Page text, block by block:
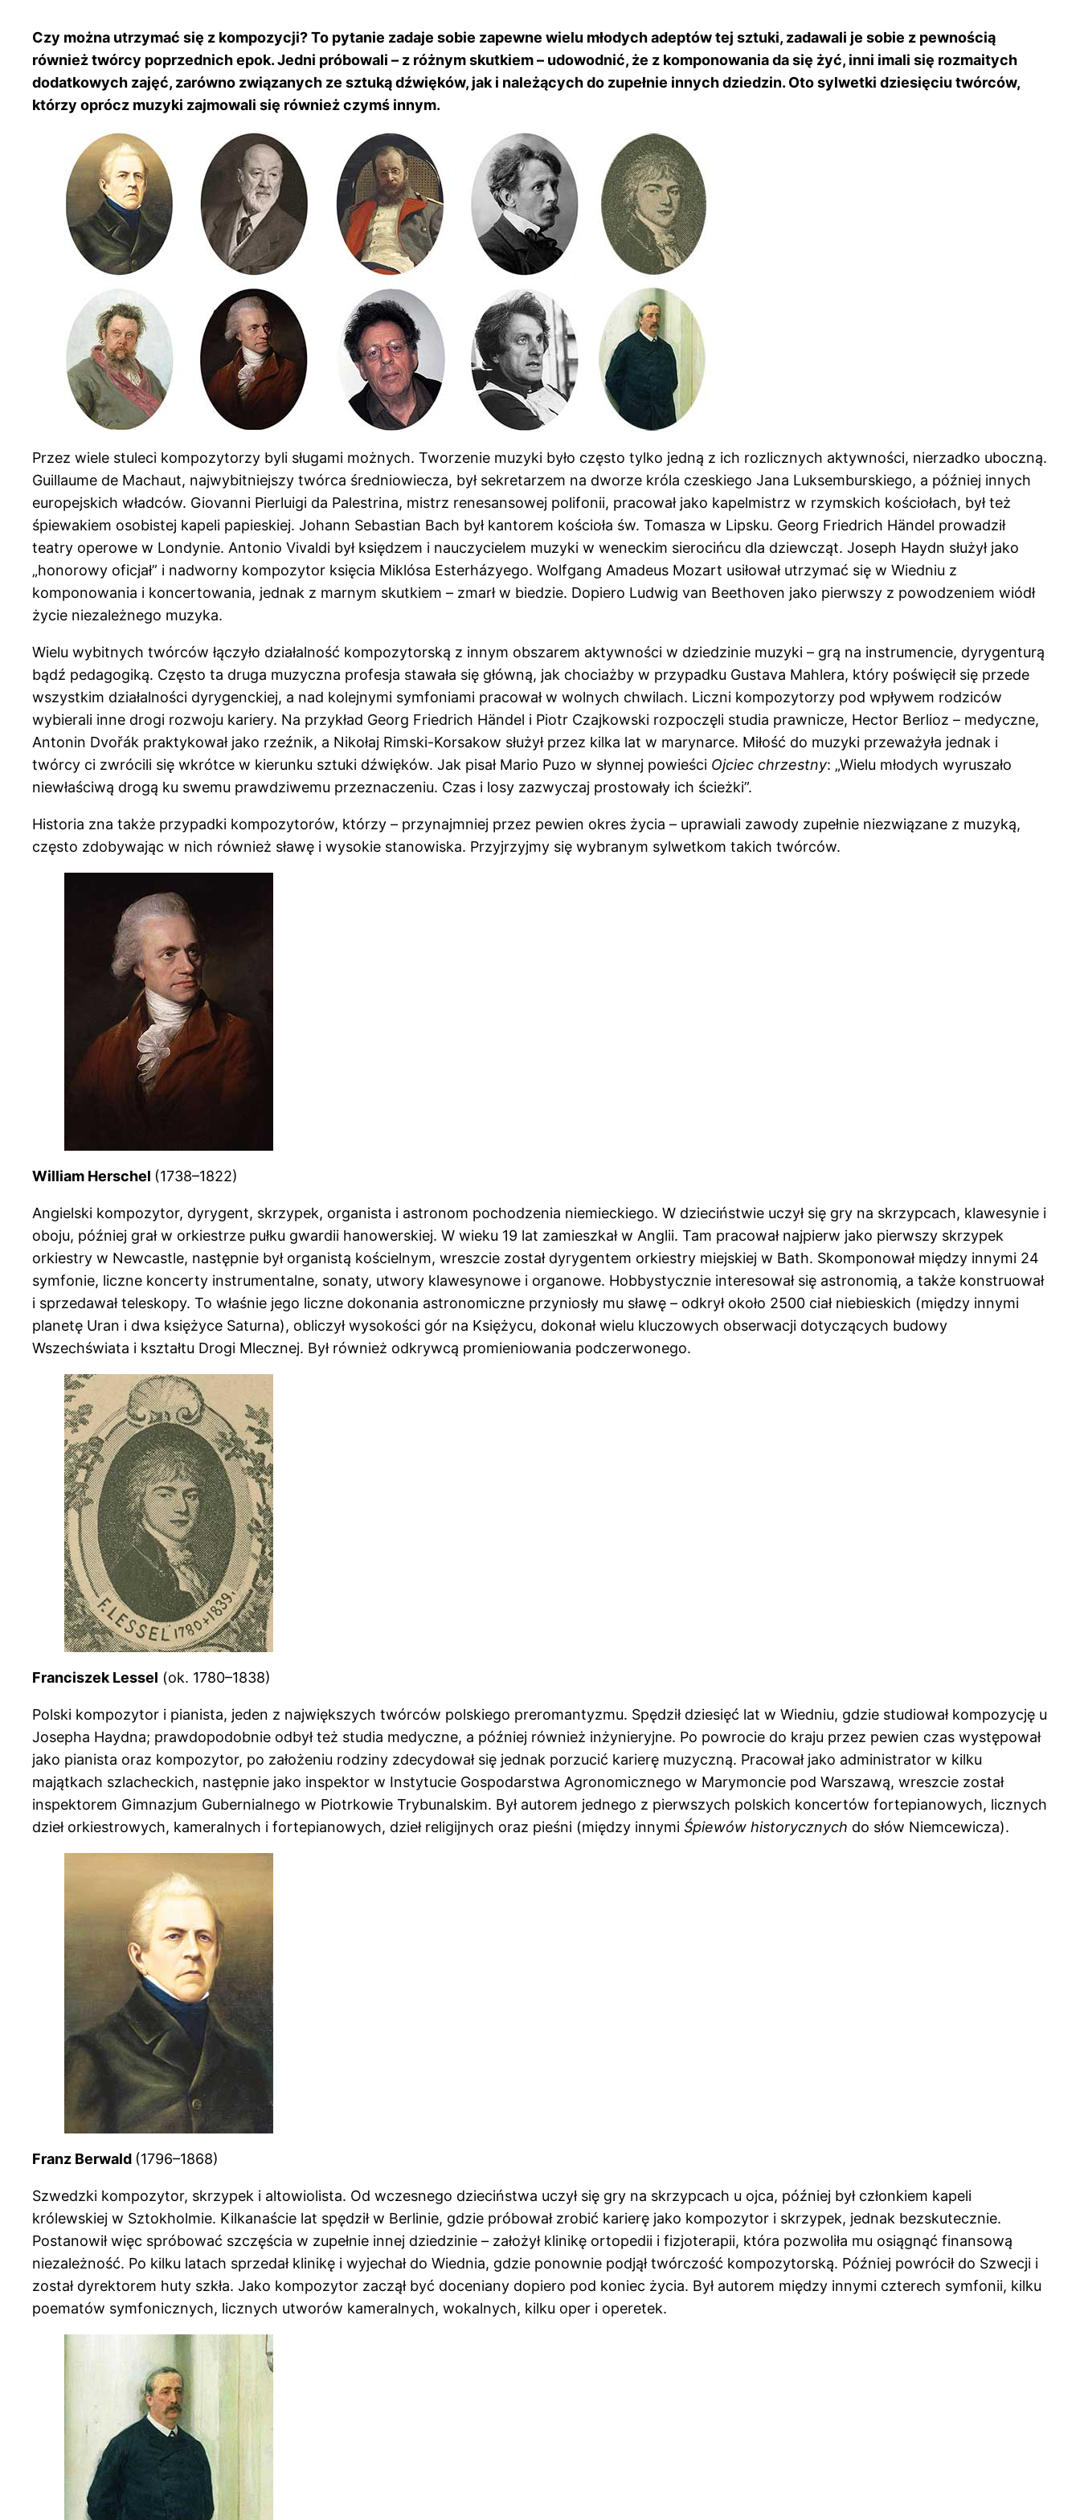
Czy można utrzymać się z kompozycji? To pytanie zadaje sobie zapewne wielu młodych adeptów tej sztuki, zadawali je sobie z pewnością
również twórcy poprzednich epok. Jedni próbowali – z różnym skutkiem – udowodnić, że z komponowania da się żyć, inni imali się rozmaitych
dodatkowych zajęć, zarówno związanych ze sztuką dźwięków, jak i należących do zupełnie innych dziedzin. Oto sylwetki dziesięciu twórców,
którzy oprócz muzyki zajmowali się również czymś innym.
Przez wiele stuleci kompozytorzy byli sługami możnych. Tworzenie muzyki było często tylko jedną z ich rozlicznych aktywności, nierzadko uboczną.
Guillaume de Machaut, najwybitniejszy twórca średniowiecza, był sekretarzem na dworze króla czeskiego Jana Luksemburskiego, a później innych
europejskich władców. Giovanni Pierluigi da Palestrina, mistrz renesansowej polifonii, pracował jako kapelmistrz w rzymskich kościołach, był też
śpiewakiem osobistej kapeli papieskiej. Johann Sebastian Bach był kantorem kościoła św. Tomasza w Lipsku. Georg Friedrich Händel prowadził
teatry operowe w Londynie. Antonio Vivaldi był księdzem i nauczycielem muzyki w weneckim sierocińcu dla dziewcząt. Joseph Haydn służył jako
„honorowy oficjał” i nadworny kompozytor księcia Miklósa Esterházyego. Wolfgang Amadeus Mozart usiłował utrzymać się w Wiedniu z
komponowania i koncertowania, jednak z marnym skutkiem – zmarł w biedzie. Dopiero Ludwig van Beethoven jako pierwszy z powodzeniem wiódł
życie niezależnego muzyka.
Wielu wybitnych twórców łączyło działalność kompozytorską z innym obszarem aktywności w dziedzinie muzyki – grą na instrumencie, dyrygenturą
bądź pedagogiką. Często ta druga muzyczna profesja stawała się główną, jak chociażby w przypadku Gustava Mahlera, który poświęcił się przede
wszystkim działalności dyrygenckiej, a nad kolejnymi symfoniami pracował w wolnych chwilach. Liczni kompozytorzy pod wpływem rodziców
wybierali inne drogi rozwoju kariery. Na przykład Georg Friedrich Händel i Piotr Czajkowski rozpoczęli studia prawnicze, Hector Berlioz – medyczne,
Antonin Dvořák praktykował jako rzeźnik, a Nikołaj Rimski-Korsakow służył przez kilka lat w marynarce. Miłość do muzyki przeważyła jednak i
twórcy ci zwrócili się wkrótce w kierunku sztuki dźwięków. Jak pisał Mario Puzo w słynnej powieści Ojciec chrzestny: „Wielu młodych wyruszało
niewłaściwą drogą ku swemu prawdziwemu przeznaczeniu. Czas i losy zazwyczaj prostowały ich ścieżki”.
Historia zna także przypadki kompozytorów, którzy – przynajmniej przez pewien okres życia – uprawiali zawody zupełnie niezwiązane z muzyką,
często zdobywając w nich również sławę i wysokie stanowiska. Przyjrzyjmy się wybranym sylwetkom takich twórców.
William Herschel (1738–1822)
Angielski kompozytor, dyrygent, skrzypek, organista i astronom pochodzenia niemieckiego. W dzieciństwie uczył się gry na skrzypcach, klawesynie i
oboju, później grał w orkiestrze pułku gwardii hanowerskiej. W wieku 19 lat zamieszkał w Anglii. Tam pracował najpierw jako pierwszy skrzypek
orkiestry w Newcastle, następnie był organistą kościelnym, wreszcie został dyrygentem orkiestry miejskiej w Bath. Skomponował między innymi 24
symfonie, liczne koncerty instrumentalne, sonaty, utwory klawesynowe i organowe. Hobbystycznie interesował się astronomią, a także konstruował
i sprzedawał teleskopy. To właśnie jego liczne dokonania astronomiczne przyniosły mu sławę – odkrył około 2500 ciał niebieskich (między innymi
planetę Uran i dwa księżyce Saturna), obliczył wysokości gór na Księżycu, dokonał wielu kluczowych obserwacji dotyczących budowy
Wszechświata i kształtu Drogi Mlecznej. Był również odkrywcą promieniowania podczerwonego.
Franciszek Lessel (ok. 1780–1838)
Polski kompozytor i pianista, jeden z największych twórców polskiego preromantyzmu. Spędził dziesięć lat w Wiedniu, gdzie studiował kompozycję u
Josepha Haydna; prawdopodobnie odbył też studia medyczne, a później również inżynieryjne. Po powrocie do kraju przez pewien czas występował
jako pianista oraz kompozytor, po założeniu rodziny zdecydował się jednak porzucić karierę muzyczną. Pracował jako administrator w kilku
majątkach szlacheckich, następnie jako inspektor w Instytucie Gospodarstwa Agronomicznego w Marymoncie pod Warszawą, wreszcie został
inspektorem Gimnazjum Gubernialnego w Piotrkowie Trybunalskim. Był autorem jednego z pierwszych polskich koncertów fortepianowych, licznych
dzieł orkiestrowych, kameralnych i fortepianowych, dzieł religijnych oraz pieśni (między innymi Śpiewów historycznych do słów Niemcewicza).
Franz Berwald (1796–1868)
Szwedzki kompozytor, skrzypek i altowiolista. Od wczesnego dzieciństwa uczył się gry na skrzypcach u ojca, później był członkiem kapeli
królewskiej w Sztokholmie. Kilkanaście lat spędził w Berlinie, gdzie próbował zrobić karierę jako kompozytor i skrzypek, jednak bezskutecznie.
Postanowił więc spróbować szczęścia w zupełnie innej dziedzinie – założył klinikę ortopedii i fizjoterapii, która pozwoliła mu osiągnąć finansową
niezależność. Po kilku latach sprzedał klinikę i wyjechał do Wiednia, gdzie ponownie podjął twórczość kompozytorską. Później powrócił do Szwecji i
został dyrektorem huty szkła. Jako kompozytor zaczął być doceniany dopiero pod koniec życia. Był autorem między innymi czterech symfonii, kilku
poematów symfonicznych, licznych utworów kameralnych, wokalnych, kilku oper i operetek.